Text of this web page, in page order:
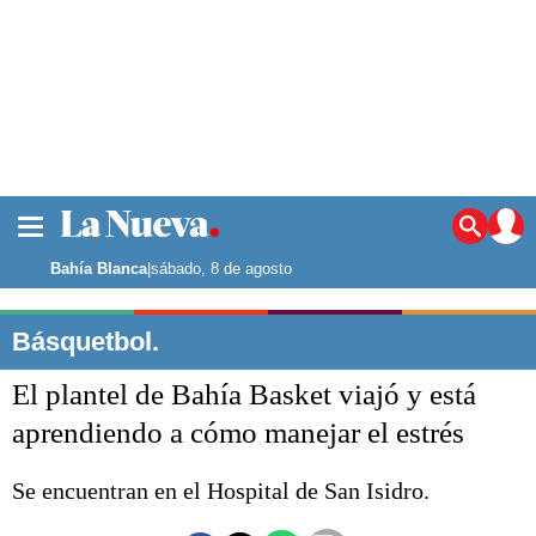
Noticias
La ciudad
Punta Alta
El mundo
Deportes
Escenario Olímpico
Bahía Blanca|sábado, 8 de agosto
Básquetbol.
El plantel de Bahía Basket viajó y está
aprendiendo a cómo manejar el estrés
Se encuentran en el Hospital de San Isidro.